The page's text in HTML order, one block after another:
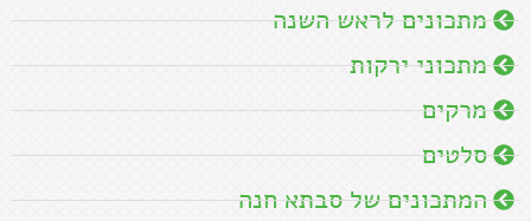
מתכונים לראש השנה
מתכוני ירקות
מרקים
סלטים
המתכונים של סבתא חנה